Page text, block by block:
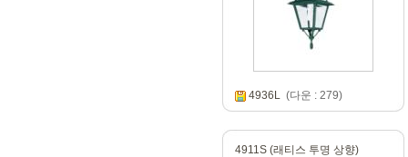
4936L(다운 : 279)
4911S (래티스 투명 상향)